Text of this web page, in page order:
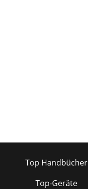
Top Handbücher
Top-Geräte